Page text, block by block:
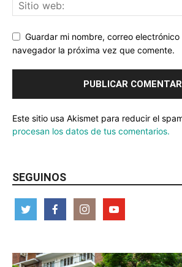
Guardar mi nombre, correo
navegador la próxima vez que comente.
Este sitio usa Akismet para reducir el
procesan los datos de tus comentarios.
SEGUINOS